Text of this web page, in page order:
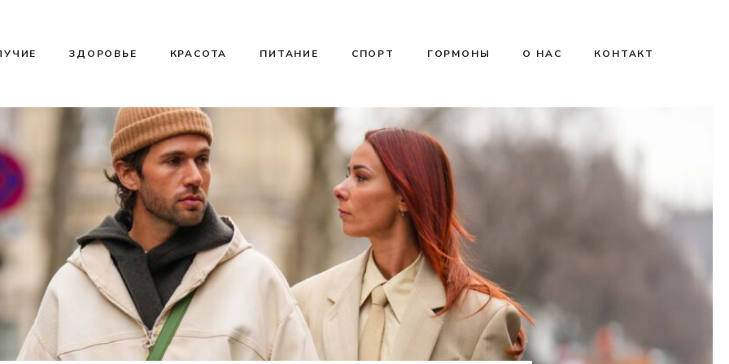
ЗДОРОВЬЕ КРАСОТА ПИТАНИЕ СПОРТ ГОРМОНЫ О НАС КОНТАКТ